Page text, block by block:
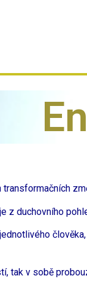
z duchovního
tak v sobě